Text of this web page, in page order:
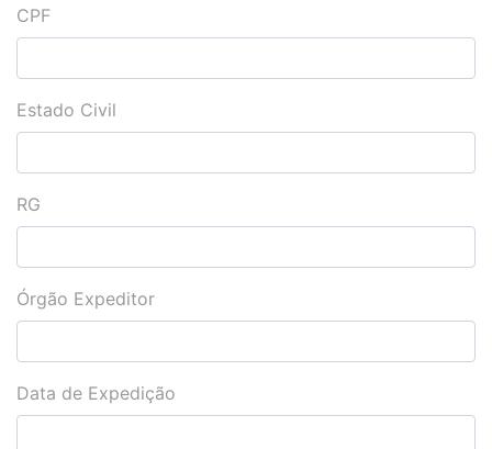
CPF
Estado Civil
RG
Órgão Expeditor
Data de Expedição